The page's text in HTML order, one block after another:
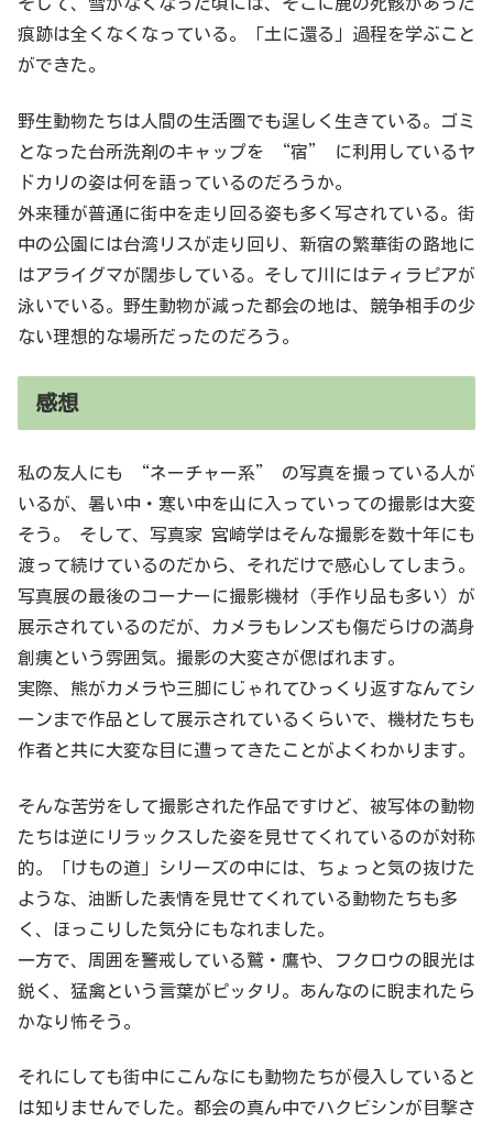
そして、雪がなくなった頃には、そこに鹿の死骸があった
痕跡は全くなくなっている。「土に還る」過程を学ぶこと
ができた。
野生動物たちは人間の生活圏でも逞しく生きている。ゴミ
となった台所洗剤のキャップを “宿” に利用しているヤ
ドカリの姿は何を語っているのだろうか。
外来種が普通に街中を走り回る姿も多く写されている。街
中の公園には台湾リスが走り回り、新宿の繁華街の路地に
はアライグマが闊歩している。そして川にはティラピアが
泳いでいる。野生動物が減った都会の地は、競争相手の少
ない理想的な場所だったのだろう。
感想
私の友人にも “ネーチャー系” の写真を撮っている人が
いるが、暑い中・寒い中を山に入っていっての撮影は大変
そう。 そして、写真家 宮崎学はそんな撮影を数十年にも
渡って続けているのだから、それだけで感心してしまう。
写真展の最後のコーナーに撮影機材（手作り品も多い）が
展示されているのだが、カメラもレンズも傷だらけの満身
創痍という雰囲気。撮影の大変さが偲ばれます。
実際、熊がカメラや三脚にじゃれてひっくり返すなんてシ
ーンまで作品として展示されているくらいで、機材たちも
作者と共に大変な目に遭ってきたことがよくわかります。
そんな苦労をして撮影された作品ですけど、被写体の動物
たちは逆にリラックスした姿を見せてくれているのが対称
的。「けもの道」シリーズの中には、ちょっと気の抜けた
ような、油断した表情を見せてくれている動物たちも多
く、ほっこりした気分にもなれました。
一方で、周囲を警戒している鷲・鷹や、フクロウの眼光は
鋭く、猛禽という言葉がピッタリ。あんなのに睨まれたら
かなり怖そう。
それにしても街中にこんなにも動物たちが侵入していると
は知りませんでした。都会の真ん中でハクビシンが目撃さ